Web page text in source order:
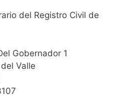
del Registro Civil de
Gobernador 1
Valle